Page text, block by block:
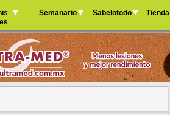
to navigation
Semanario Sabelotodo Tienda